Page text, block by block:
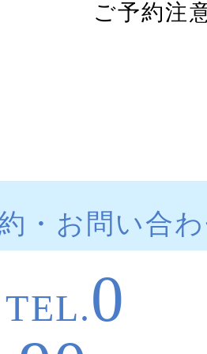
ご予約注
・お問い合
TEL.0